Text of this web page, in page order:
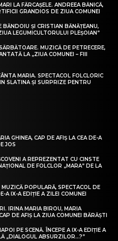
LA FĂRCAȘELE. ANDREEA BĂNICĂ,
GRANDIOS DE ZIUA COMUNEI
BĂNDOIU ȘI CRISTIAN BĂNĂȚEANU,
LEGUMICULTORULUI PLEȘOIAN”
MUZICĂ DE PETRECERE,
LA „ZIUA COMUNEI – FIII
MARIA. SPECTACOL FOLCLORIC
SLATINA ȘI SURPRIZE PENTRU
GHINEA, CAP DE AFIȘ LA CEA DE-A
JOS
A REPREZENTAT CU CINSTE
DE FOLCLOR „MARA” DE LA
POPULARĂ, SPECTACOL DE
A IX-A EDIȚIE A ZILEI COMUNEI
IRINA MARIA BIROU, MARIA
DE AFIȘ LA ZIUA COMUNEI BĂRĂȘTI
PE SCENĂ. ÎNCEPE A IX-A EDIȚIE A
„DIALOGUL ABSURZILOR…?”